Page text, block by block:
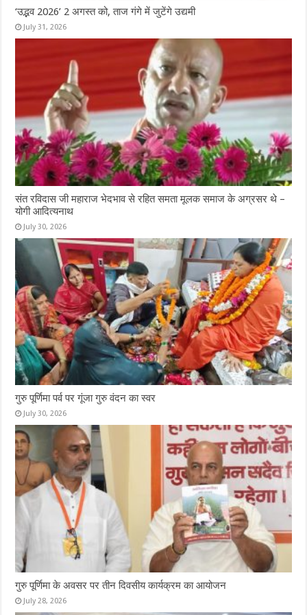
‘उद्भव 2026’ 2 अगस्त को, ताज गंगे में जुटेंगे उद्यमी
July 31, 2026
संत रविदास जी महाराज भेदभाव से रहित समता मूलक समाज के अग्रसर थे –
योगी आदित्यनाथ
July 30, 2026
गुरु पूर्णिमा पर्व पर गूंजा गुरु वंदन का स्वर
July 30, 2026
गुरु पूर्णिमा के अवसर पर तीन दिवसीय कार्यक्रम का आयोजन
July 28, 2026